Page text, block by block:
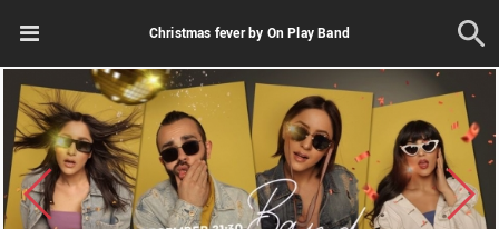
Christmas fever by On Play Band